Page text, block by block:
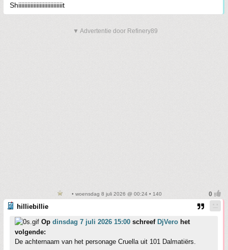
Shiiiiiiiiiiiiiiiiiiiiiiiiiiiiit
▼ Advertentie door Refinery89
• woensdag 8 juli 2026 @ 00:24 • 140
hilliebillie
Op dinsdag 7 juli 2026 15:00 schreef DjVero het
volgende:
De achternaam van het personage Cruella uit 101 Dalmatiërs.